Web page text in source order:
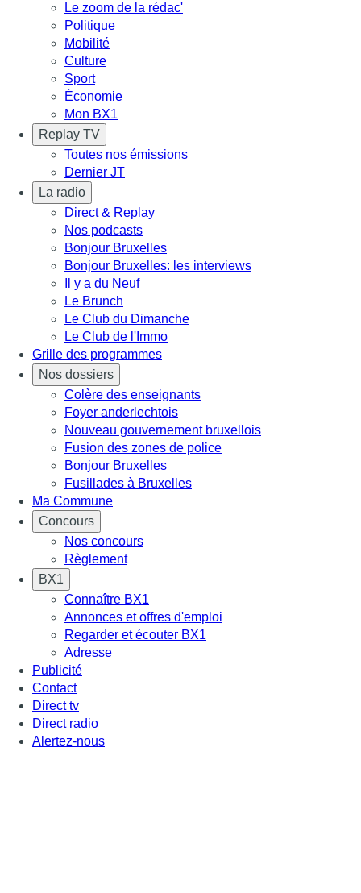
Le zoom de la rédac'
Politique
Mobilité
Culture
Sport
Économie
Mon BX1
Replay TV
Toutes nos émissions
Dernier JT
La radio
Direct & Replay
Nos podcasts
Bonjour Bruxelles
Bonjour Bruxelles: les interviews
Il y a du Neuf
Le Brunch
Le Club du Dimanche
Le Club de l'Immo
Grille des programmes
Nos dossiers
Colère des enseignants
Foyer anderlechtois
Nouveau gouvernement bruxellois
Fusion des zones de police
Bonjour Bruxelles
Fusillades à Bruxelles
Ma Commune
Concours
Nos concours
Règlement
BX1
Connaître BX1
Annonces et offres d'emploi
Regarder et écouter BX1
Adresse
Publicité
Contact
Direct tv
Direct radio
Alertez-nous